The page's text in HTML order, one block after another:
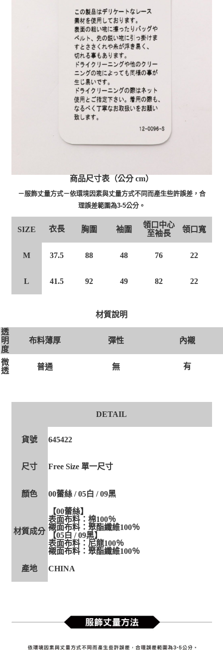
商品尺寸表（公分 cm）
－服飾丈量方式－依環境因素與丈量方式不同而產生些許誤差，合
理誤差範圍為3-5公分。
SIZE 衣長 胸圍 袖圍
領口中心
至袖長
領口寬
M 37.5 88 48 76 22
L 41.5 92 49 82 22
材質說明
透
明
度
布料薄厚 彈性 內襯
微
透
普通 無 有
DETAIL
貨號 645422
尺寸 Free Size 單一尺寸
顏色 00蕾絲 / 05白 / 09黑
材質成分
【00蕾絲】
表面布料：棉100％
襯面布料：聚酯纖維100％
【05白 / 09黑】
表面布料：尼龍100％
襯面布料：聚酯纖維100％
產地 CHINA